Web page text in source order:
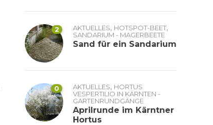
2 AKTUELLES, HOTSPOT-BEET,
SANDARIUM - MAGERBEETE
Sand für ein Sandarium
0 AKTUELLES, HORTUS
VESPERTILIO IN KÄRNTEN -
GARTENRUNDGÄNGE
Aprilrunde im Kärntner
Hortus